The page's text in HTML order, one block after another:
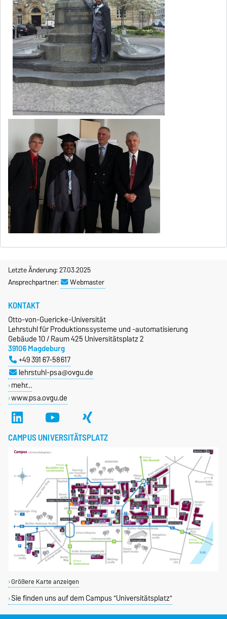
Letzte Änderung: 27.03.2025
Ansprechpartner:
Webmaster
KONTAKT
Otto-von-Guericke-Universität
Lehrstuhl für Produktionssysteme und -automatisierung
Gebäude 10 / Raum 425 Universitätsplatz 2
39106 Magdeburg
+49 391 67-58617
lehrstuhl-psa@ovgu.de
mehr…
www.psa.ovgu.de
CAMPUS UNIVERSITÄTSPLATZ
Größere Karte anzeigen
Sie finden uns auf dem Campus "Universitätsplatz"